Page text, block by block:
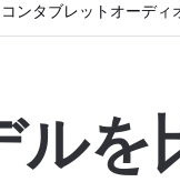
ンタブレット オーディ
ルを